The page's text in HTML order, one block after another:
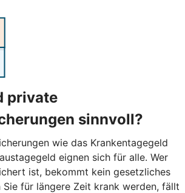
private
sinnvoll?
wie das Krankentagegeld
eignen sich für alle. Wer
ist, bekommt kein gesetzliches
Sie für längere Zeit krank werden, fällt